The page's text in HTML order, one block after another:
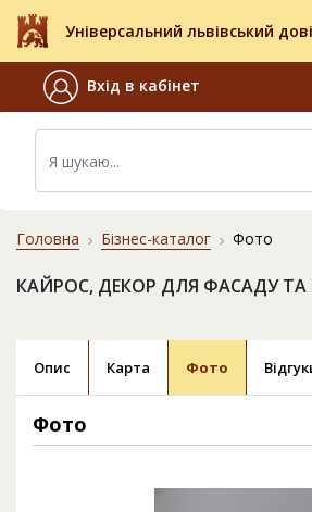
Універсальний львівський
Вхід в кабінет
Головна Бізнес-каталог Фото
КАЙРОС, ДЕКОР ДЛЯ ФАСАДУ ТА
Опис Карта Фото
Фото